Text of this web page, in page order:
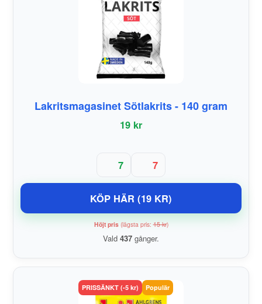
Lakritsmagasinet Sötlakrits - 140 gram
19 kr
7 7
KÖP HÄR (19 KR)
Höjt pris(lägsta pris:15 kr)
Vald 437 gånger.
PRISSÄNKT (-5 kr) Populär